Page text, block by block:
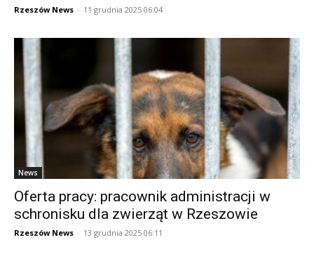
Rzeszów News - 11 grudnia 2025 06:04
News
Oferta pracy: pracownik administracji w
schronisku dla zwierząt w Rzeszowie
Rzeszów News - 13 grudnia 2025 06:11